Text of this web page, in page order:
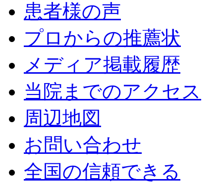
患者様の声
プロからの推薦状
メディア掲載履歴
当院までのアクセス
周辺地図
お問い合わせ
全国の信頼できる